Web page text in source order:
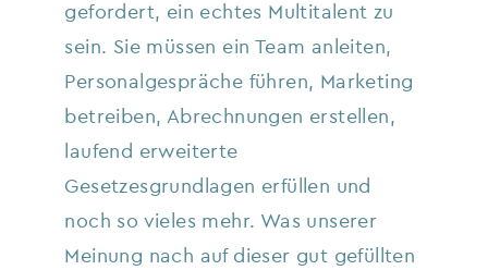
gefordert, ein echtes Multitalent zu
sein. Sie müssen ein Team anleiten,
Personalgespräche führen, Marketing
betreiben, Abrechnungen erstellen,
laufend erweiterte
Gesetzesgrundlagen erfüllen und
noch so vieles mehr. Was unserer
Meinung nach auf dieser gut gefüllten